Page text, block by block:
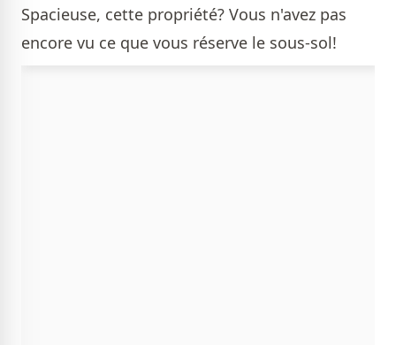
Spacieuse, cette propriété? Vous n'avez pas
encore vu ce que vous réserve le sous-sol!